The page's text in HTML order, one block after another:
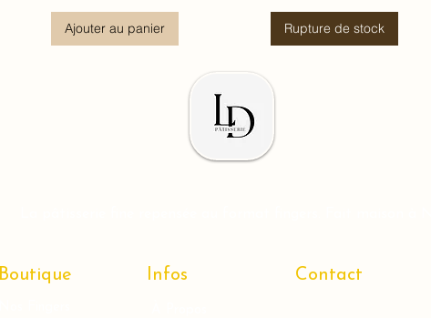
Ajouter au panier Rupture de stock
Contact
Boutique Infos